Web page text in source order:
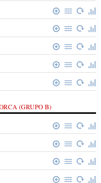
(GRUPO B)